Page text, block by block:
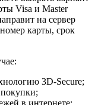
Visa и Master
на сервер
карты, срок
3D-Secure;
покупки;
в интернете;